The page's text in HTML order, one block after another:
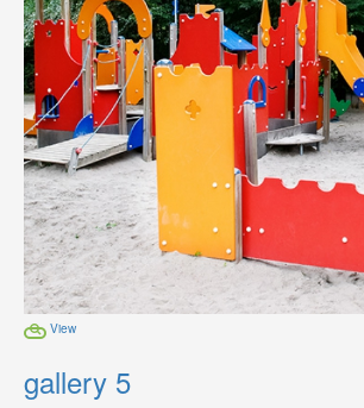
View
gallery 5